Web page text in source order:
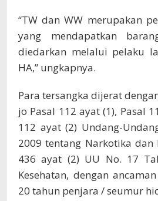
“TW dan WW merupakan
yang mendapatkan
diedarkan melalui pelaku
HA,” ungkapnya.
Para tersangka dijerat
jo Pasal 112 ayat (1), Pasal
112 ayat (2) Undang-
2009 tentang Narkotika dan
436 ayat (2) UU No. 17
Kesehatan, dengan
20 tahun penjara / seumur